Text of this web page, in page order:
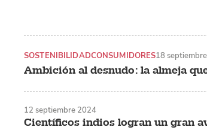
Ambición al desnudo: la almeja
SOSTENIBILIDADCONSUMIDORES18
Científicos indios logran un gran
12 septiembre 2024